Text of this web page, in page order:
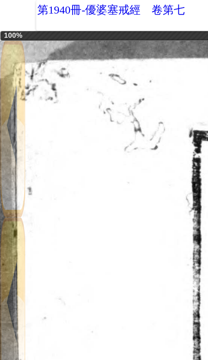
第1940冊-優婆塞戒經 卷第七
100%